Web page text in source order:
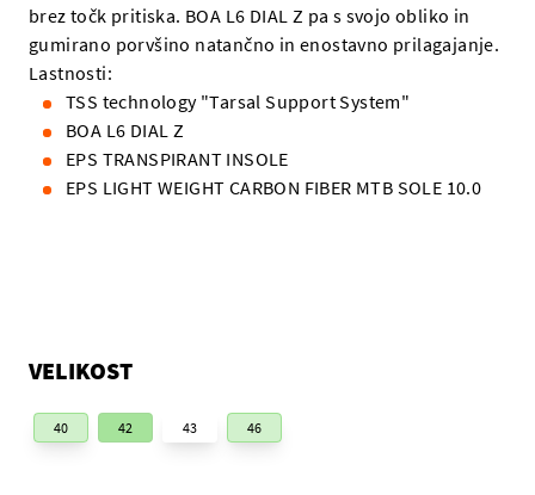
brez točk pritiska. BOA L6 DIAL Z pa s svojo obliko in
gumirano porvšino natančno in enostavno prilagajanje.
Lastnosti:
TSS technology "Tarsal Support System"
BOA L6 DIAL Z
EPS TRANSPIRANT INSOLE
EPS LIGHT WEIGHT CARBON FIBER MTB SOLE 10.0
VELIKOST
40 42 43 46